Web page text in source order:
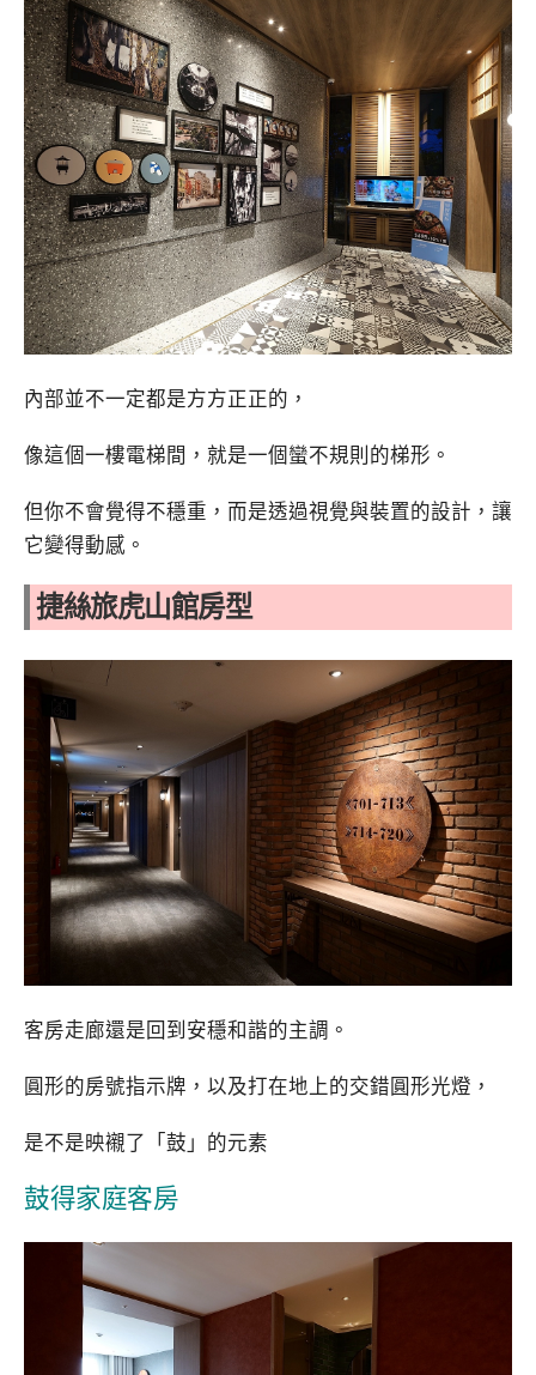
內部並不一定都是方方正正的，
像這個一樓電梯間，就是一個蠻不規則的梯形。
但你不會覺得不穩重，而是透過視覺與裝置的設計，讓
它變得動感。
捷絲旅虎山館房型
客房走廊還是回到安穩和諧的主調。
圓形的房號指示牌，以及打在地上的交錯圓形光燈，
是不是映襯了「鼓」的元素
鼓得家庭客房